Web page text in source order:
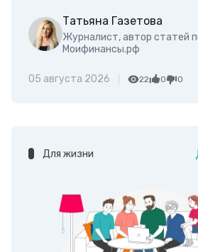
Татьяна Газетова
Журналист, автор статей
Моифинансы.рф
05 августа 2026 22 0 0
Для жизни